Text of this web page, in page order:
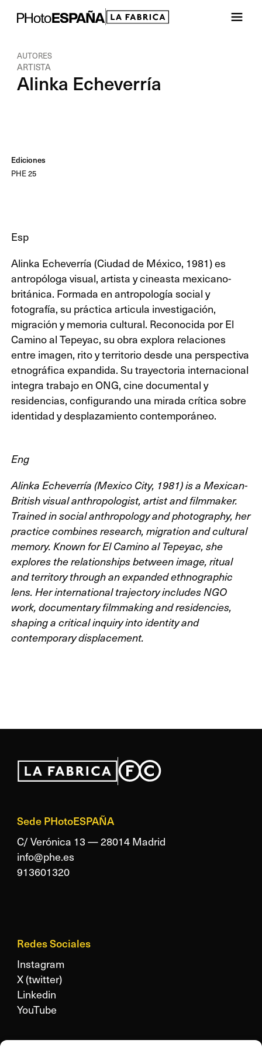
AUTORES
ARTISTA
Alinka Echeverría
Ediciones
PHE 25
Esp
Alinka Echeverría (Ciudad de México, 1981) es
antropóloga visual, artista y cineasta mexicano-
británica. Formada en antropología social y
fotografía, su práctica articula investigación,
migración y memoria cultural. Reconocida por El
Camino al Tepeyac, su obra explora relaciones
entre imagen, rito y territorio desde una perspectiva
etnográfica expandida. Su trayectoria internacional
integra trabajo en ONG, cine documental y
residencias, configurando una mirada crítica sobre
identidad y desplazamiento contemporáneo.
Eng
Alinka Echeverría (Mexico City, 1981) is a Mexican-
British visual anthropologist, artist and filmmaker.
Trained in social anthropology and photography, her
practice combines research, migration and cultural
memory. Known for El Camino al Tepeyac, she
explores the relationships between image, ritual
and territory through an expanded ethnographic
lens. Her international trajectory includes NGO
work, documentary filmmaking and residencies,
shaping a critical inquiry into identity and
contemporary displacement.
Sede PHotoESPAÑA
C/ Verónica 13 — 28014 Madrid
info@phe.es
913601320
Redes Sociales
Instagram
X (twitter)
Linkedin
YouTube